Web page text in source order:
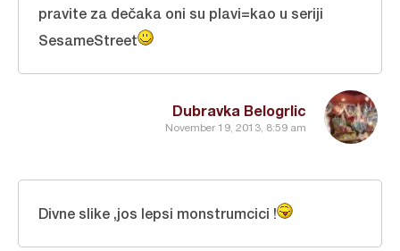
Dubravka Belogrlic
November 19, 2013, 8:59 am
pravite za dečaka oni su plavi=kao u seriji
SesameStreet
Divne slike ,jos lepsi monstrumcici !